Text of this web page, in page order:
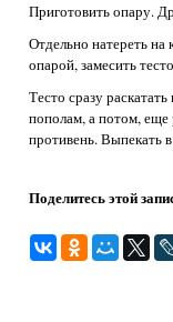
Приготовить опару.
Отдельно натереть
опарой, замесить
Тесто сразу
пополам, а потом,
противень. Выпекать
Поделитесь этой